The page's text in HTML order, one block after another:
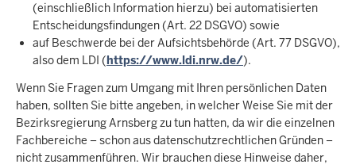
(einschließlich Information hierzu) bei automatisierten
Entscheidungsfindungen (Art. 22 DSGVO) sowie
auf Beschwerde bei der Aufsichtsbehörde (Art. 77 DSGVO),
also dem LDI (https://www.ldi.nrw.de/).
Wenn Sie Fragen zum Umgang mit Ihren persönlichen Daten
haben, sollten Sie bitte angeben, in welcher Weise Sie mit der
Bezirksregierung Arnsberg zu tun hatten, da wir die einzelnen
Fachbereiche – schon aus datenschutzrechtlichen Gründen –
nicht zusammenführen. Wir brauchen diese Hinweise daher,